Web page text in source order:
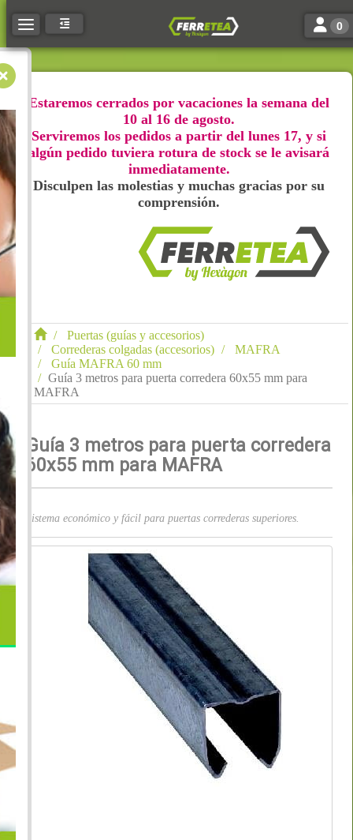
Toggle navigation Toggle
0
Estaremos cerrados por vacaciones la semana del
10 al 16 de agosto.
Serviremos los pedidos a partir del lunes 17, y si
algún pedido tuviera rotura de stock se le avisará
inmediatamente.
Disculpen las molestias y muchas gracias por su
comprensión.
Puertas (guías y accesorios)
Correderas colgadas (accesorios)
MAFRA
Guía MAFRA 60 mm
Guía 3 metros para puerta corredera 60x55 mm para
MAFRA
Guía 3 metros para puerta corredera
60x55 mm para MAFRA
Sistema económico y fácil para puertas correderas superiores.